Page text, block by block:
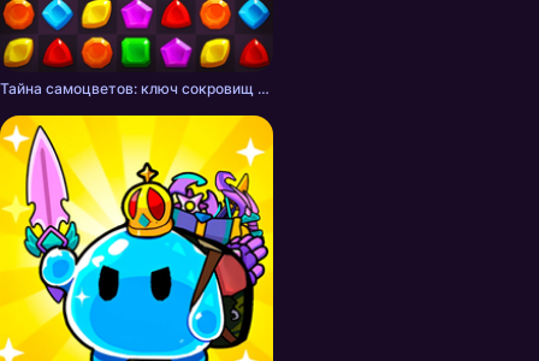
Тайна самоцветов: ключ сокровищ - три в ряд